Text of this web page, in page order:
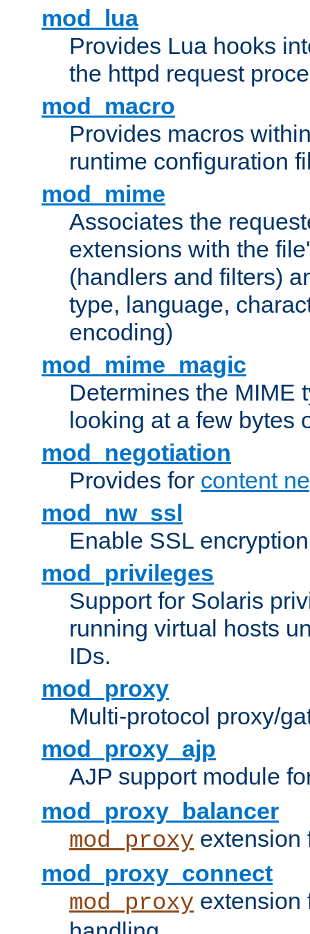
mod_lua
Provides Lua hooks
the httpd request
mod_macro
Provides macros
runtime configuration
mod_mime
Associates the
extensions with the
(handlers and filters)
type, language,
encoding)
mod_mime_magic
Determines the MIME
looking at a few bytes
mod_negotiation
Provides for content
mod_nw_ssl
Enable SSL
mod_privileges
Support for Solaris
running virtual hosts
IDs.
mod_proxy
Multi-protocol proxy/
mod_proxy_ajp
AJP support module
mod_proxy_balancer
mod_proxy extension
mod_proxy_connect
mod_proxy